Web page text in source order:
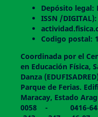
Depósito legal:
ISSN /
Codigo postal:
Coordinada por el
en Educación Física,
Danza
Parque de Ferias.
Maracay, Estado
0058 - 0416-